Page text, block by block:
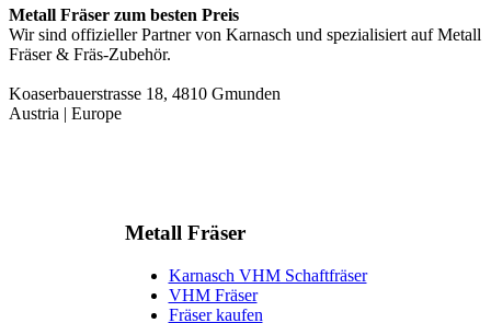
Metall Fräser zum besten Preis
Wir sind offizieller Partner von Karnasch und spezialisiert auf Metall
Fräser & Fräs-Zubehör.
Koaserbauerstrasse 18, 4810 Gmunden
Austria | Europe
Metall Fräser
Karnasch VHM Schaftfräser
VHM Fräser
Fräser kaufen